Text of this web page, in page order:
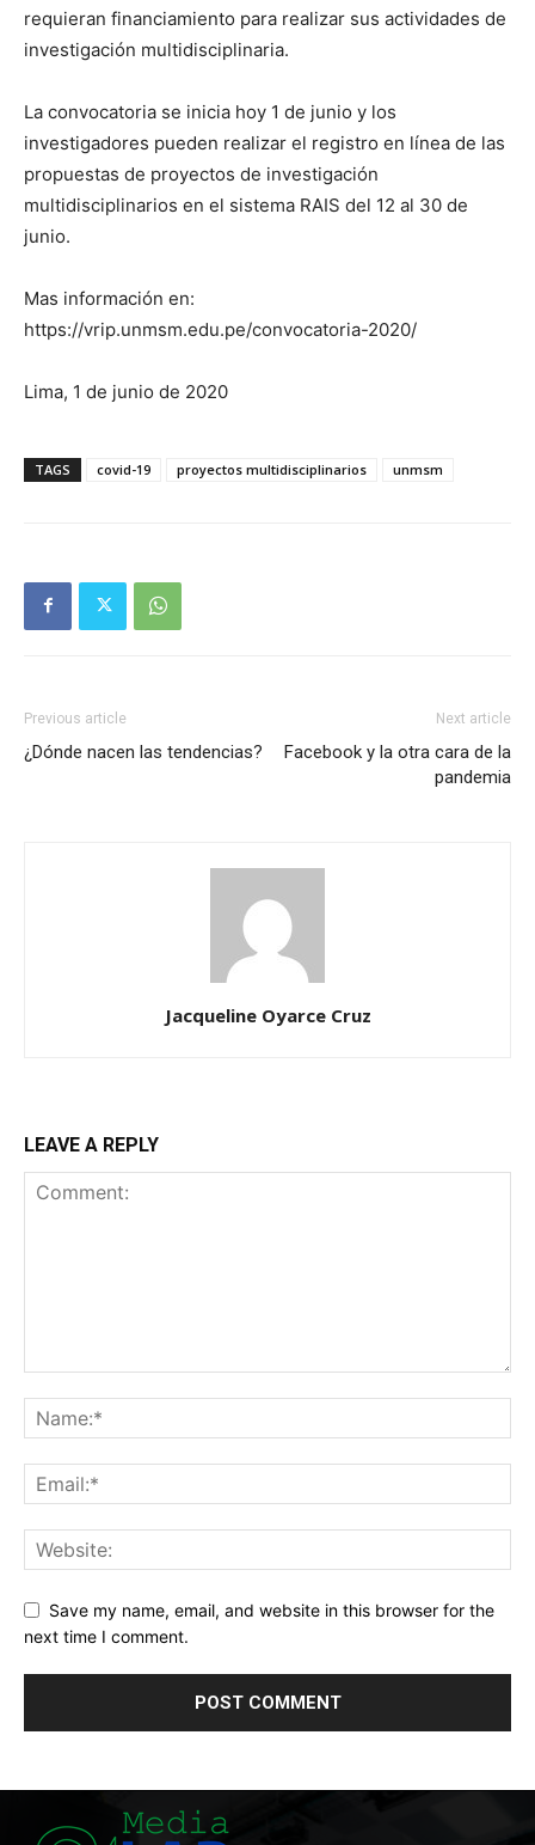
requieran financiamiento para realizar sus actividades de
investigación multidisciplinaria.
La convocatoria se inicia hoy 1 de junio y los
investigadores pueden realizar el registro en línea de las
propuestas de proyectos de investigación
multidisciplinarios en el sistema RAIS del 12 al 30 de
junio.
Mas información en:
https://vrip.unmsm.edu.pe/convocatoria-2020/
Lima, 1 de junio de 2020
TAGS covid-19 proyectos multidisciplinarios unmsm
Previous article
¿Dónde nacen las tendencias?
Next article
Facebook y la otra cara de la
pandemia
Jacqueline Oyarce Cruz
LEAVE A REPLY
Save my name, email, and website in this browser for the
next time I comment.